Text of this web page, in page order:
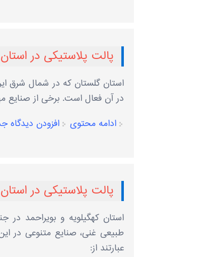
پالت پلاستیکی در
استان گلستان که در شمال شرق
در آن فعال است. برخی از صنایع
ادامه محتوی
افزودن دیدگاه
پالت پلاستیکی در
استان کهگیلویه و بویراحمد در
طبیعی غنی، صنایع متنوعی در
عبارتند از: